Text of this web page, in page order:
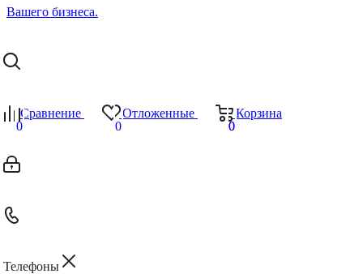
Сравнение
0
Отложенные
0
Корзина
0
0
Телефоны